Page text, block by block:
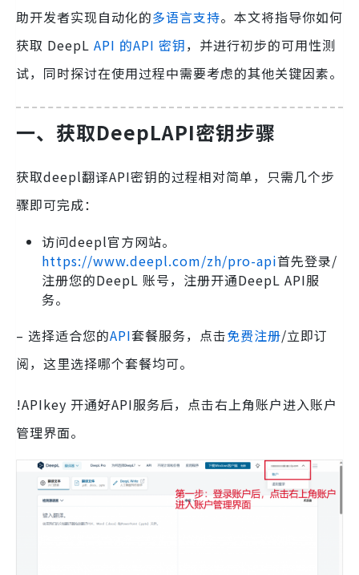
助开发者实现自动化的多语言支持。本文将指导你如何
获取 DeepL API 的API 密钥，并进行初步的可用性测
试，同时探讨在使用过程中需要考虑的其他关键因素。
一、获取DeepLAPI密钥步骤
获取deepl翻译API密钥的过程相对简单，只需几个步
骤即可完成：
访问deepl官方网站。
https://www.deepl.com/zh/pro-api首先登录/
注册您的DeepL 账号，注册开通DeepL API服
务。
– 选择适合您的API套餐服务，点击免费注册/立即订
阅，这里选择哪个套餐均可。
!APIkey 开通好API服务后，点击右上角账户进入账户
管理界面。